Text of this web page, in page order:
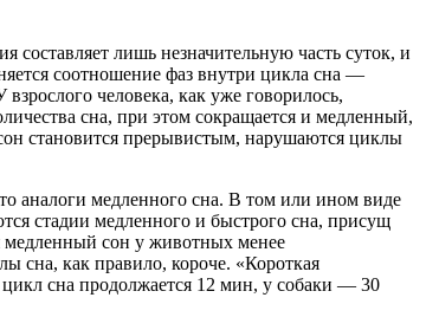
лишь незначительную часть суток, и
соотношение фаз внутри цикла сна —
человека, как уже говорилось,
сна, при этом сокращается и медленный,
становится прерывистым, нарушаются циклы
аналоги медленного сна. В том или ином виде
стадии медленного и быстрого сна, присущ
медленный сон у животных менее
сна, как правило, короче. «Короткая
сна продолжается 12 мин, у собаки — 30